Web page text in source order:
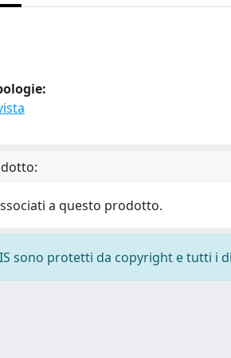
a questo prodotto.
sono protetti da copyright e tutti i